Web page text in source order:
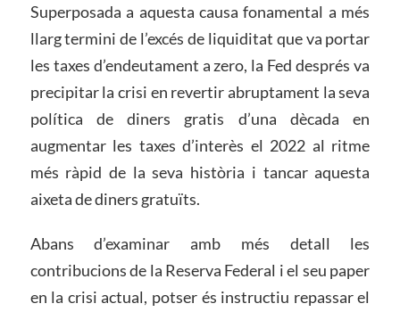
Superposada a aquesta causa fonamental a més
llarg termini de l’excés de liquiditat que va portar
les taxes d’endeutament a zero, la Fed després va
precipitar la crisi en revertir abruptament la seva
política de diners gratis d’una dècada en
augmentar les taxes d’interès el 2022 al ritme
més ràpid de la seva història i tancar aquesta
aixeta de diners gratuïts.
Abans d’examinar amb més detall les
contribucions de la Reserva Federal i el seu paper
en la crisi actual, potser és instructiu repassar el